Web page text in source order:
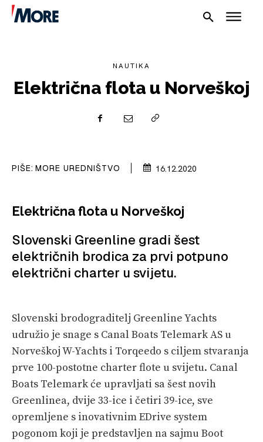
SPORT
PLOVIDBA
SPIZA
VELIKE PRIČE
SHOP
NAUTIKA
Električna flota u Norveškoj
PIŠE: MORE UREDNIŠTVO 16.12.2020
Električna flota u Norveškoj
Slovenski Greenline gradi šest
električnih brodica za prvi potpuno
električni charter u svijetu.
Slovenski brodograditelj Greenline Yachts
udružio je snage s Canal Boats Telemark AS u
Norveškoj W-Yachts i Torqeedo s ciljem stvaranja
prve 100-postotne charter flote u svijetu. Canal
Boats Telemark će upravljati sa šest novih
Greenlinea, dvije 33-ice i četiri 39-ice, sve
opremljene s inovativnim EDrive system
pogonom koji je predstavljen na sajmu Boot